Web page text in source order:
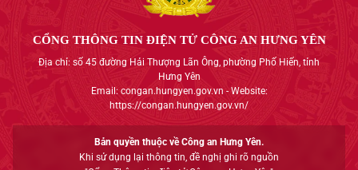
CỔNG THÔNG TIN ĐIỆN TỬ CÔNG AN HƯNG YÊN
Địa chỉ: số 45 đường Hải Thượng Lãn Ông, phường Phố Hiến, tỉnh
Hưng Yên
Email: congan.hungyen.gov.vn - Website:
https://congan.hungyen.gov.vn/
Bản quyền thuộc về Công an Hưng Yên.
Khi sử dụng lại thông tin, đề nghị ghi rõ nguồn